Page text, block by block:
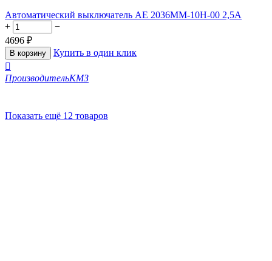
Автоматический выключатель АЕ 2036ММ-10Н-00 2,5А
+
−
4696 ₽
В корзину
Купить в один клик

ПроизводительКМЗ
Показать ещё 12 товаров